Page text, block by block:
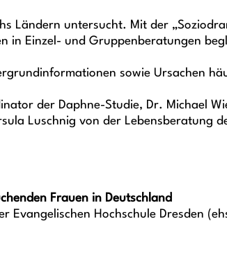
Ländern untersucht. Mit der
in Einzel- und Gruppenberatungen
sowie Ursachen
der Daphne-Studie, Dr. Michael
Luschnig von der Lebensberatung
Frauen in Deutschland
Hochschule Dresden